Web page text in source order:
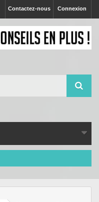
Connexion
Contactez-nous